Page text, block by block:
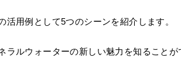
用例として5つのシーンを紹介します。
ルウォーターの新しい魅力を知ることが